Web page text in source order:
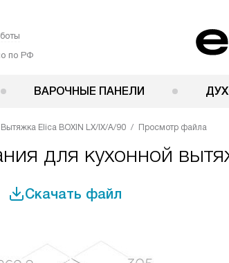
по РФ
ВАРОЧНЫЕ ПАНЕЛИ
Вытяжка Elica BOXIN LX/IX/A/90 Просмотр файла
для кухонной
Скачать файл